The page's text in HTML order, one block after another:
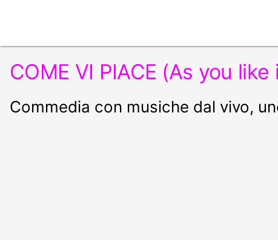
COME VI PIACE (As you like
Commedia con musiche dal vivo,